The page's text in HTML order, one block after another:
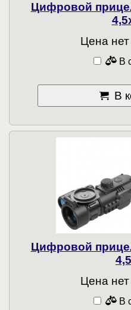
Цифровой
Цена
В
В
Цифровой
Цена
В